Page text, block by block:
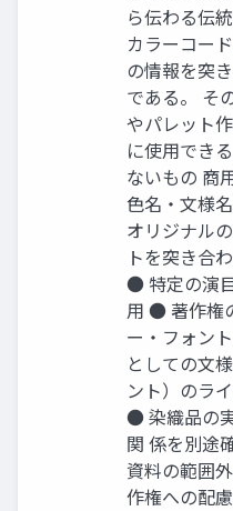
ら伝わる伝
カラーコー
の情報を突
である。 そ
やパレット
に使用でき
ないもの 商
色名・文様
オリジナル
トを突き合
● 特定の演
用 ● 著作権
ー・フォン
としての文
ント）のラ
● 染織品の
関 係を別途
資料の範囲
作権への配